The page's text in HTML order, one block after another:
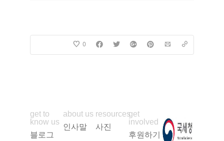
0
get to
know us
블로그
about us
인사말
resources
사진
get
involved
후원하기